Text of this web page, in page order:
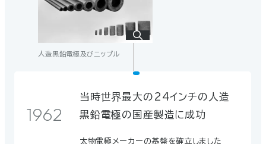
人造黒鉛電極及びニップル
1962
当時世界最大の24インチの人造
黒鉛電極の国産製造に成功
太物電極メーカーの基盤を確立しました
1945
1961
アルミニウム製錬用カソードブロッ
ク開発開始